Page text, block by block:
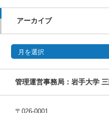
アーカイブ
アーカイブ
管理運営事務局：岩手大学
〒026-0001